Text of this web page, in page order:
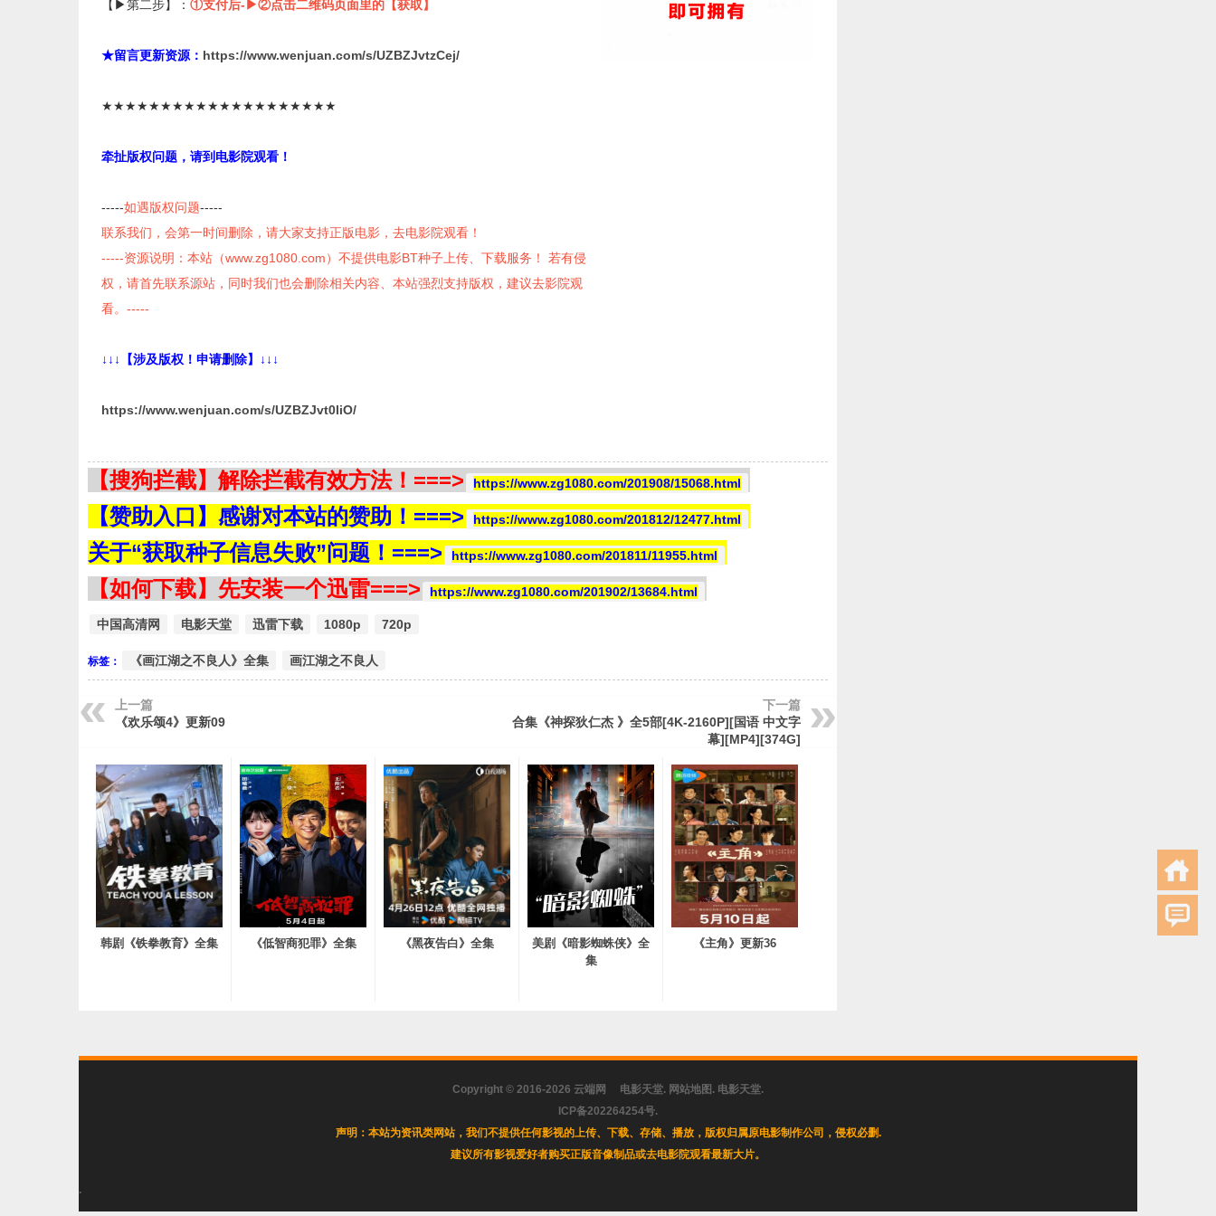
【▶第二步】： ①支付后-▶②点击二维码页面里的【获取】
★留言更新资源： https://www.wenjuan.com/s/UZBZJvtzCej/
★★★★★★★★★★★★★★★★★★★★
牵扯版权问题，请到电影院观看！
-----如遇版权问题-----
联系我们，会第一时间删除，请大家支持正版电影，去电影院观看！
-----资源说明：本站（www.zg1080.com）不提供电影BT种子上传、下载服务！ 若有侵
权，请首先联系源站，同时我们也会删除相关内容、本站强烈支持版权，建议去影院观
看。-----
↓↓↓【涉及版权！申请删除】↓↓↓
https://www.wenjuan.com/s/UZBZJvt0liO/
【搜狗拦截】解除拦截有效方法！===> https://www.zg1080.com/201908/15068.html
【赞助入口】感谢对本站的赞助！===> https://www.zg1080.com/201812/12477.html
关于“获取种子信息失败”问题！===> https://www.zg1080.com/201811/11955.html
【如何下载】先安装一个迅雷===> https://www.zg1080.com/201902/13684.html
中国高清网 电影天堂 迅雷下载 1080p 720p
标签： 《画江湖之不良人》全集 画江湖之不良人
上一篇
《欢乐颂4》更新09
下一篇
合集《神探狄仁杰 》全5部[4K-2160P][国语 中文字
幕][MP4][374G]
韩剧《铁拳教育》全集 《低智商犯罪》全集 《黑夜告白》全集
美剧《暗影蜘蛛侠》全
集
《主角》更新36
Copyright © 2016-2026 云端网 电影天堂. 网站地图 . 电影天堂.
ICP备202264254号.
声明：本站为资讯类网站，我们不提供任何影视的上传、下载、存储、播放，版权归属原电影制作公司，侵权必删.
建议所有影视爱好者购买正版音像制品或去电影院观看最新大片。
.